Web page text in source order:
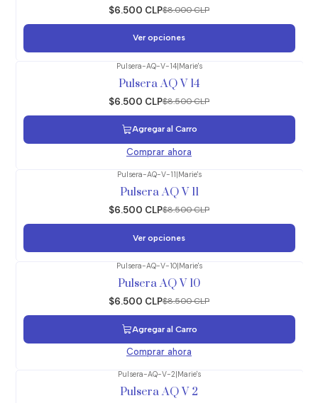
$6.500 CLP$8.000 CLP
Ver opciones
Pulsera-AQ-V-14|Marie's
Pulsera AQ V 14
$6.500 CLP$8.500 CLP
Agregar al Carro
Comprar ahora
Pulsera-AQ-V-11|Marie's
Pulsera AQ V 11
$6.500 CLP$8.500 CLP
Ver opciones
Pulsera-AQ-V-10| Marie's
Pulsera AQ V 10
$6.500 CLP$8.500 CLP
Agregar al Carro
Comprar ahora
Pulsera-AQ-V-2| Marie's
Pulsera AQ V 2